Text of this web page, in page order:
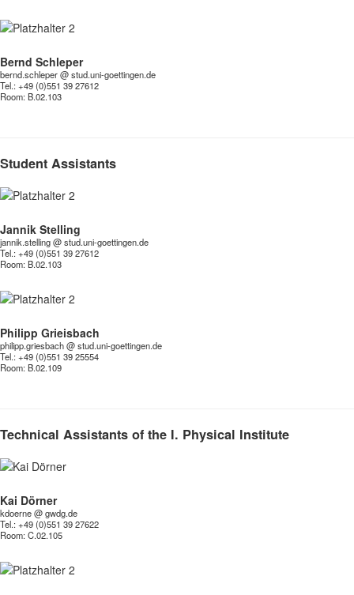
Bernd Schleper
bernd.schleper @ stud.uni-goettingen.de
Tel.: +49 (0)551 39 27612
Room:B.02.103
Student Assistants
Jannik Stelling
jannik.stelling @ stud.uni-goettingen.de
Tel.: +49 (0)551 39 27612
Room:B.02.103
Philipp Grieisbach
philipp.griesbach @ stud.uni-goettingen.de
Tel.: +49 (0)551 39 25554
Room:B.02.109
Technical Assistants of the I. Physical Institute
Kai Dörner
kdoerne @ gwdg.de
Tel.: +49 (0)551 39 27622
Room:C.02.105